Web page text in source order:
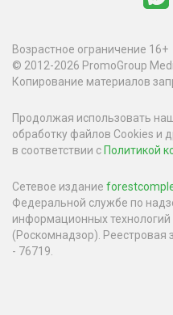
Возрастное ограничение 16+
© 2012-2026 PromoGroup
Копирование материалов
Продолжая использовать
обработку файлов Cookies и
в соответствии с Политикой
Сетевое издание
Федеральной службе по
информационных
(Роскомнадзор).
- 76719.